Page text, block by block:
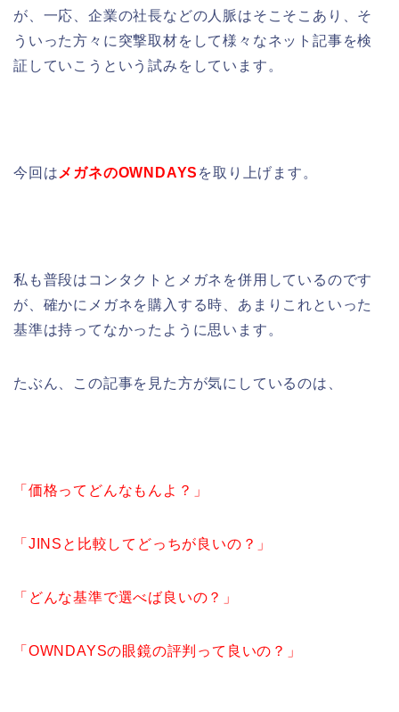
が、一応、企業の社長などの人脈はそこそこあり、そ
ういった方々に突撃取材をして様々なネット記事を検
証していこうという試みをしています。
今回は メガネのOWNDAYS を取り上げます。
私も普段はコンタクトとメガネを併用しているのです
が、確かにメガネを購入する時、あまりこれといった
基準は持ってなかったように思います。
たぶん、この記事を見た方が気にしているのは、
「価格ってどんなもんよ？」
「JINSと比較してどっちが良いの？」
「どんな基準で選べば良いの？」
「OWNDAYSの眼鏡の評判って良いの？」